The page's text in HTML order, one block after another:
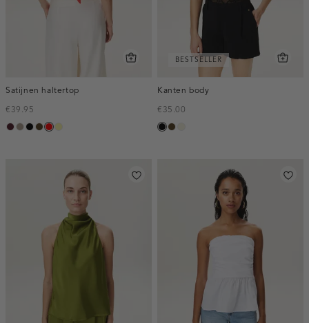
Satijnen haltertop
€39.95
pruim,
taupe,
zwart
toffee
roodlichtgeel
BESTSELLER
Kanten body
€35.00
zwarttoffee